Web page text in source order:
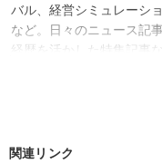
バル、経営シミュレーシ
など。日々のニュース記
経歴を活かした特集記事
関連リンク